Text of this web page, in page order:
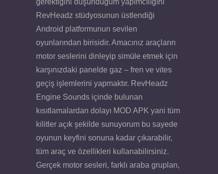
gerektiğini düşündüğüm yapımcılığını
RevHeadz stüdyosunun üstlendiği
Android platformunun sevilen
oyunlarından birisidir. Amacınız araçların
motor seslerini dinleyip simüle etmek için
karşınızdaki panelde gaz – fren ve vites
geçiş işlemlerini yapmaktır. RevHeadz
Engine Sounds içinde bulunan
kısıtlamalardan dolayı MOD APK yani tüm
kilitler açık şekilde sunuyorum bu sayede
oyunun keyfini sonuna kadar çıkarabilir,
tüm araç ve özellikleri kullanabilirsiniz.
Gerçek motor sesleri, farklı araba grupları,